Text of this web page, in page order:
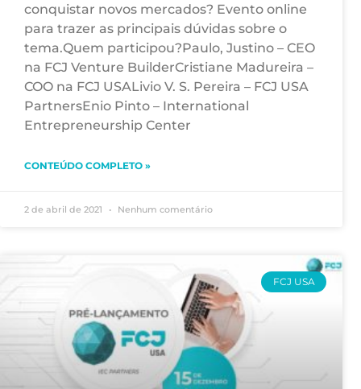
conquistar novos mercados? Evento online
para trazer as principais dúvidas sobre o
tema.Quem participou?Paulo, Justino – CEO
na FCJ Venture BuilderCristiane Madureira –
COO na FCJ USALivio V. S. Pereira – FCJ USA
PartnersEnio Pinto – International
Entrepreneurship Center
CONTEÚDO COMPLETO »
2 de abril de 2021 Nenhum comentário
FCJ USA